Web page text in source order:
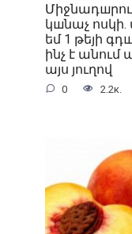
կшնաչ
եմ 1 թեյի
ինչ է անում
այս յուղով
0 2.2к.